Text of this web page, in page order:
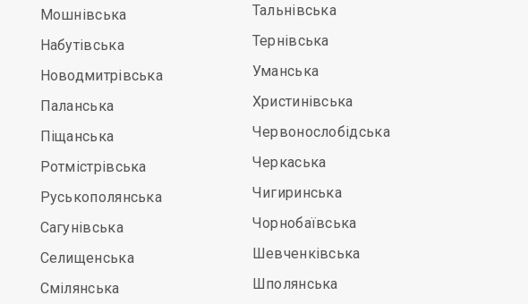
Мошнівська
Набутівська
Новодмитрівська
Паланська
Піщанська
Ротмістрівська
Руськополянська
Сагунівська
Селищенська
Смілянська
Тальнівська
Тернівська
Уманська
Христинівська
Червонослобідська
Черкаська
Чигиринська
Чорнобаївська
Шевченківська
Шполянська